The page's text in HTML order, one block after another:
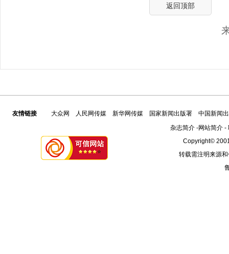
返回顶部
友情链接 大众网 人民网传媒 新华网传媒 国家新闻出版署
中国新闻
杂志简介-网站简介-
Copyright©
转载需注明来源